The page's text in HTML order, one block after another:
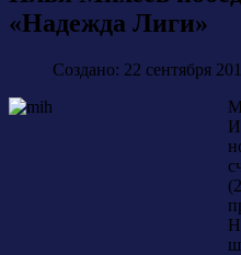
«Надежда Лиги»
Создано: 22 сентября